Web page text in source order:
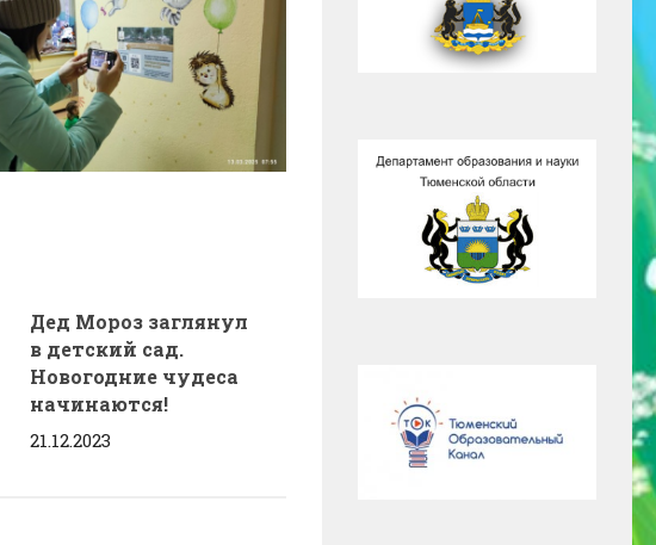
Дед Мороз заглянул
в детский сад.
Новогодние чудеса
начинаются!
21.12.2023